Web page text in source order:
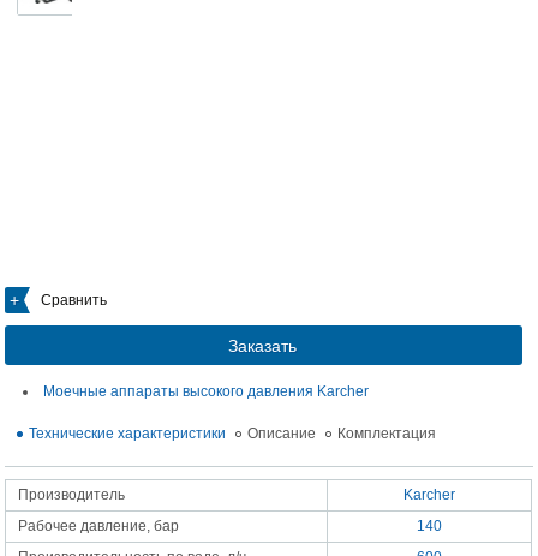
Сравнить
Заказать
Моечные аппараты высокого давления Karcher
Технические характеристики Описание Комплектация
Производитель
Karcher
Рабочее давление, бар
140